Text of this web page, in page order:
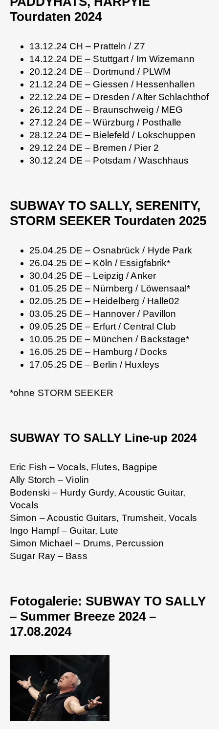
Tourdaten 2024
13.12.24 CH – Pratteln / Z7
14.12.24 DE – Stuttgart / Im Wizemann
20.12.24 DE – Dortmund / PLWM
21.12.24 DE – Giessen / Hessenhallen
22.12.24 DE – Dresden / Alter Schlachthof
26.12.24 DE – Braunschweig / MEG
27.12.24 DE – Würzburg / Posthalle
28.12.24 DE – Bielefeld / Lokschuppen
29.12.24 DE – Bremen / Pier 2
30.12.24 DE – Potsdam / Waschhaus
SUBWAY TO SALLY, SERENITY,
STORM SEEKER Tourdaten 2025
25.04.25 DE – Osnabrück / Hyde Park
26.04.25 DE – Köln / Essigfabrik*
30.04.25 DE – Leipzig / Anker
01.05.25 DE – Nürnberg / Löwensaal*
02.05.25 DE – Heidelberg / Halle02
03.05.25 DE – Hannover / Pavillon
09.05.25 DE – Erfurt / Central Club
10.05.25 DE – München / Backstage*
16.05.25 DE – Hamburg / Docks
17.05.25 DE – Berlin / Huxleys
*ohne STORM SEEKER
SUBWAY TO SALLY Line-up 2024
Eric Fish – Vocals, Flutes, Bagpipe
Ally Storch – Violin
Bodenski – Hurdy Gurdy, Acoustic Guitar,
Vocals
Simon – Acoustic Guitars, Trumsheit, Vocals
Ingo Hampf – Guitar, Lute
Simon Michael – Drums, Percussion
Sugar Ray – Bass
Fotogalerie: SUBWAY TO SALLY
– Summer Breeze 2024 –
17.08.2024